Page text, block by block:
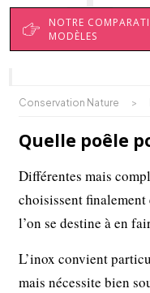
NOTRE
MODÈLES
Conservation Nature >
Quelle poêle
Différentes mais
choisissent
l’on se destine à en
L’inox convient
mais nécessite bien